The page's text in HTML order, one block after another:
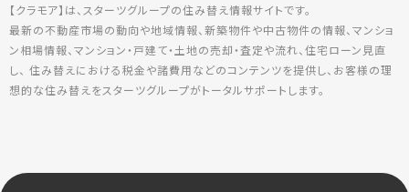
【クラモア】は、スターツグループの住み替え情報サイトです。
最新の不動産市場の動向や地域情報、新築物件や中古物件の情報、マンショ
ン相場情報、マンション・戸建て・土地の売却・査定や流れ、住宅ローン見直
し、 住み替えにおける税金や諸費用などのコンテンツを提供し、お客様の理
想的な住み替えをスターツグループがトータルサポートします。